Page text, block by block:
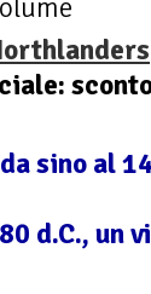
sino al
d.C., un